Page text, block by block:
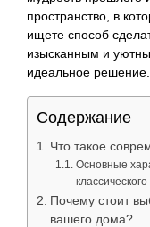
пространство, в
ищете способ
изысканным и
идеальное решение.
Содержание
Что такое
Основные
Почему стоит
вашего дома?